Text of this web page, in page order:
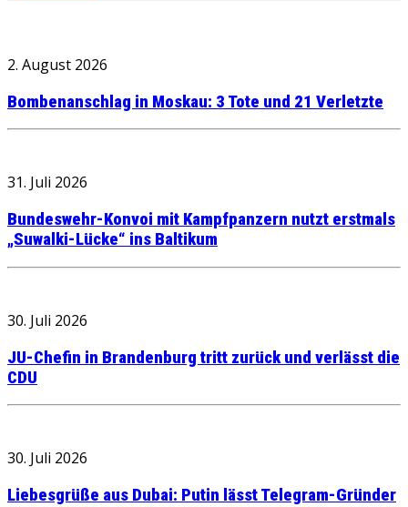
2. August 2026
Bombenanschlag in Moskau: 3 Tote und 21 Verletzte
31. Juli 2026
Bundeswehr-Konvoi mit Kampfpanzern nutzt erstmals
„Suwalki-Lücke“ ins Baltikum
30. Juli 2026
JU-Chefin in Brandenburg tritt zurück und verlässt die
CDU
30. Juli 2026
Liebesgrüße aus Dubai: Putin lässt Telegram-Gründer